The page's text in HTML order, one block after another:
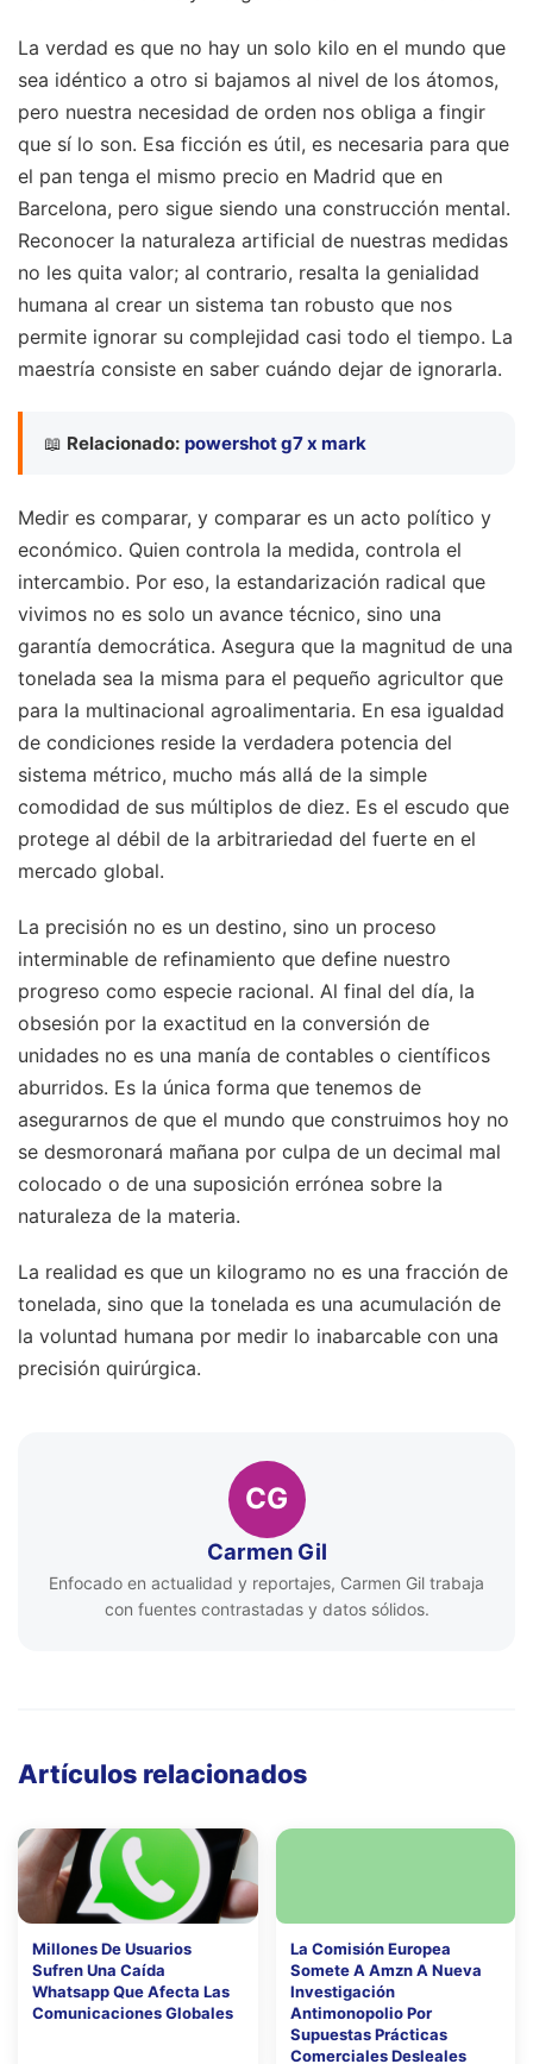
La verdad es que no hay un solo kilo en el mundo que
sea idéntico a otro si bajamos al nivel de los átomos,
pero nuestra necesidad de orden nos obliga a fingir
que sí lo son. Esa ficción es útil, es necesaria para que
el pan tenga el mismo precio en Madrid que en
Barcelona, pero sigue siendo una construcción mental.
Reconocer la naturaleza artificial de nuestras medidas
no les quita valor; al contrario, resalta la genialidad
humana al crear un sistema tan robusto que nos
permite ignorar su complejidad casi todo el tiempo. La
maestría consiste en saber cuándo dejar de ignorarla.
📖 Relacionado: powershot g7 x mark
Medir es comparar, y comparar es un acto político y
económico. Quien controla la medida, controla el
intercambio. Por eso, la estandarización radical que
vivimos no es solo un avance técnico, sino una
garantía democrática. Asegura que la magnitud de una
tonelada sea la misma para el pequeño agricultor que
para la multinacional agroalimentaria. En esa igualdad
de condiciones reside la verdadera potencia del
sistema métrico, mucho más allá de la simple
comodidad de sus múltiplos de diez. Es el escudo que
protege al débil de la arbitrariedad del fuerte en el
mercado global.
La precisión no es un destino, sino un proceso
interminable de refinamiento que define nuestro
progreso como especie racional. Al final del día, la
obsesión por la exactitud en la conversión de
unidades no es una manía de contables o científicos
aburridos. Es la única forma que tenemos de
asegurarnos de que el mundo que construimos hoy no
se desmoronará mañana por culpa de un decimal mal
colocado o de una suposición errónea sobre la
naturaleza de la materia.
La realidad es que un kilogramo no es una fracción de
tonelada, sino que la tonelada es una acumulación de
la voluntad humana por medir lo inabarcable con una
precisión quirúrgica.
CG
Carmen Gil
Enfocado en actualidad y reportajes, Carmen Gil trabaja
con fuentes contrastadas y datos sólidos.
Artículos relacionados
Millones De Usuarios
Sufren Una Caída
Whatsapp Que Afecta Las
Comunicaciones Globales
La Comisión Europea
Somete A Amzn A Nueva
Investigación
Antimonopolio Por
Supuestas Prácticas
Comerciales Desleales